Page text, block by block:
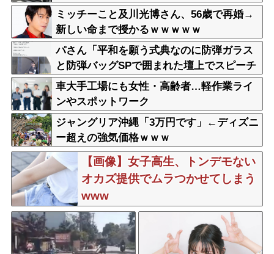
ミッチーこと及川光博さん、56歳で再婚→
新しい命まで授かるｗｗｗｗｗ
パさん「平和を願う式典なのに防弾ガラス
と防弾バッグSPで囲まれた壇上でスピーチ
する人が総理大臣」
車大手工場にも女性・高齢者…軽作業ライ
ンやスポットワーク
ジャングリア沖縄「3万円です」←ディズニ
ー超えの強気価格ｗｗｗ
【画像】女子高生、トンデモない
オカズ提供でムラつかせてしまう
www